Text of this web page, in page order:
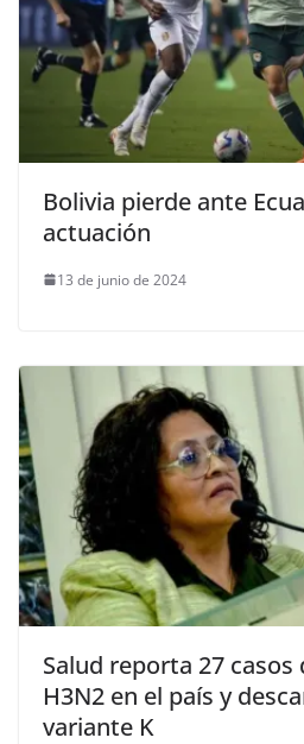
Bolivia pierde ante
actuación
13 de junio de 2024
Salud reporta 27 casos
H3N2 en el país y
variante K